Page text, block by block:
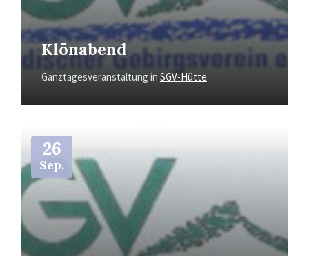
Klönabend
Ganztagesveranstaltung in SGV-Hütte
26
Sep.